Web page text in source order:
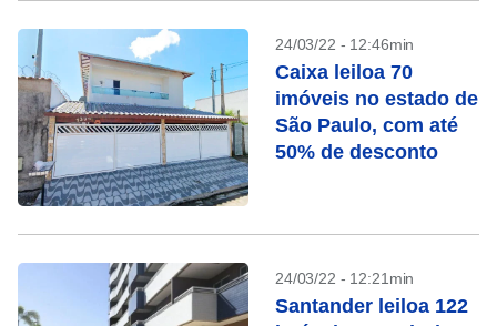
24/03/22 - 12:46min
Caixa leiloa 70
imóveis no estado de
São Paulo, com até
50% de desconto
24/03/22 - 12:21min
Santander leiloa 122